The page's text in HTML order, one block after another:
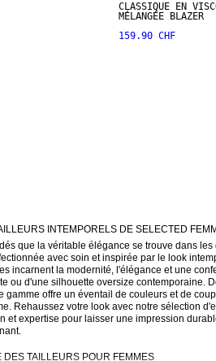
CLASSIQUE EN
MÉLANGÉE BLAZER
159.90 CHF
INTEMPORELS DE SELECTED
que la véritable élégance se trouve dans les
avec soin et inspirée par le look
incarnent la modernité, l'élégance et une
ou d'une silhouette oversize contemporaine.
offre un éventail de couleurs et de
Rehaussez votre look avec notre sélection
et expertise pour laisser une impression
TAILLEURS POUR FEMMES